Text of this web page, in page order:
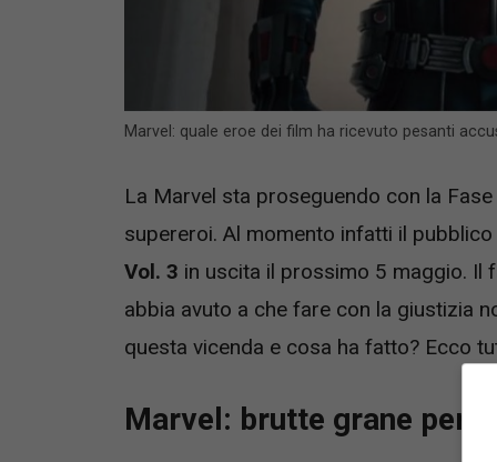
Marvel: quale eroe dei film ha ricevuto pesanti
La Marvel sta proseguendo con la
supereroi. Al momento infatti il
Vol. 3 in uscita il prossimo 5 maggio. Il
abbia avuto a che fare con la giustizia
questa vicenda e cosa ha fatto? Ecco
Marvel: brutte grane per